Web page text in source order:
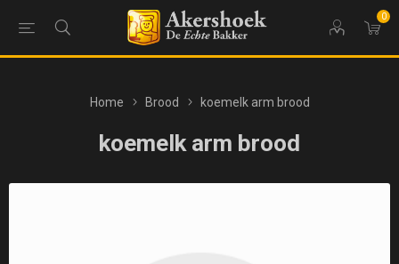
0
Home Brood koemelk arm brood
koemelk arm brood